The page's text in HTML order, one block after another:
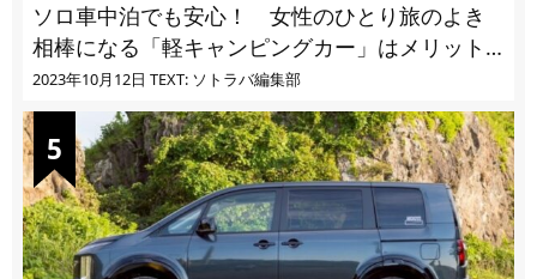
ソロ車中泊でも安心！ 女性のひとり旅のよき
相棒になる「軽キャンピングカー」はメリット
ばかり
2023年10月12日 TEXT: ソトラバ編集部